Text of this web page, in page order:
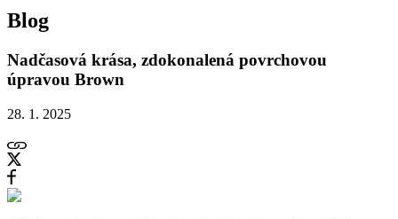
Blog
Nadčasová krása, zdokonalená povrchovou
úpravou Brown
28. 1. 2025